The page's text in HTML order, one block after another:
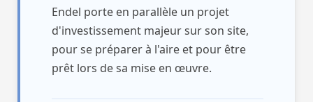
Endel porte en parallèle un projet
d'investissement majeur sur son site,
pour se préparer à l'aire et pour être
prêt lors de sa mise en œuvre.